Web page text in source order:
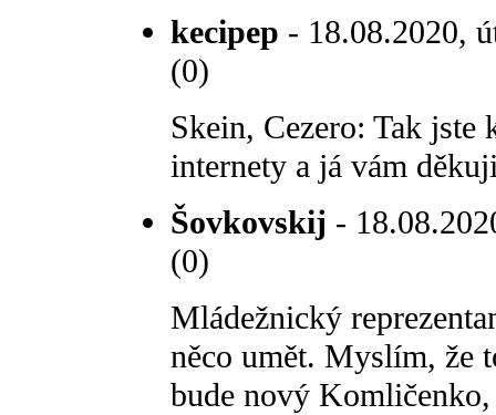
kecipep - 18.08.2020,
(0)
Skein, Cezero: Tak jste
internety a já vám
Šovkovskij -
(0)
Mládežnický
něco umět. Myslím, že
bude nový